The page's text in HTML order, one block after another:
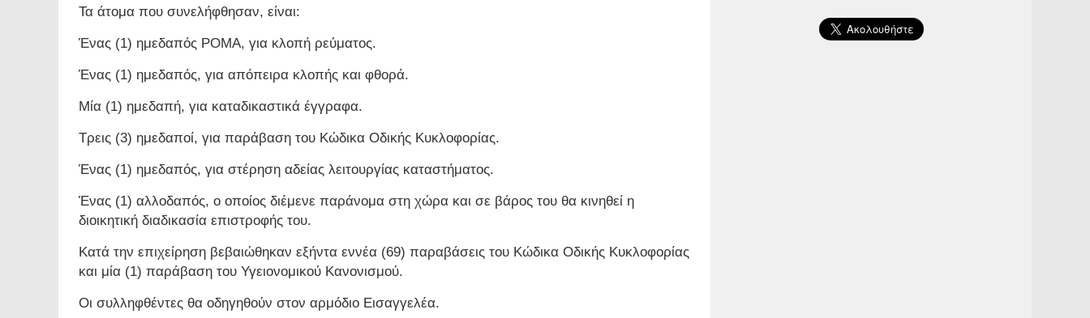
Τα άτομα που συνελήφθησαν, είναι:
Ένας (1) ημεδαπός ΡΟΜΑ, για κλοπή ρεύματος.
Ένας (1) ημεδαπός, για απόπειρα κλοπής και φθορά.
Μία (1) ημεδαπή, για καταδικαστικά έγγραφα.
Τρεις (3) ημεδαποί, για παράβαση του Κώδικα Οδικής Κυκλοφορίας.
Ένας (1) ημεδαπός, για στέρηση αδείας λειτουργίας καταστήματος.
Ένας (1) αλλοδαπός, ο οποίος διέμενε παράνομα στη χώρα και σε βάρος του θα κινηθεί η
διοικητική διαδικασία επιστροφής του.
Κατά την επιχείρηση βεβαιώθηκαν εξήντα εννέα (69) παραβάσεις του Κώδικα Οδικής Κυκλοφορίας
και μία (1) παράβαση του Υγειονομικού Κανονισμού.
Οι συλληφθέντες θα οδηγηθούν στον αρμόδιο Εισαγγελέα.